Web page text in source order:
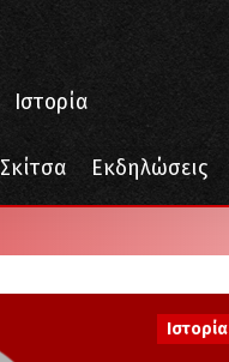
Ιστορία
Σκίτσα Εκδηλώσεις
Ιστορία